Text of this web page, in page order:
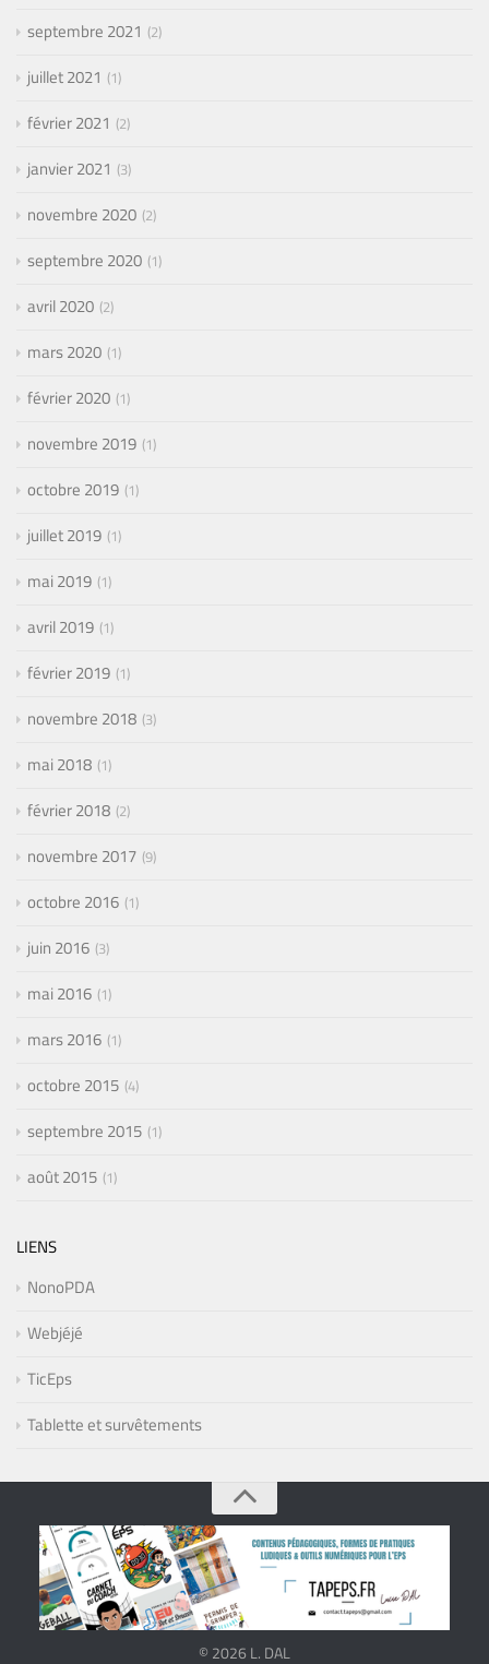
septembre 2021 2
juillet 2021 1
février 2021 2
janvier 2021 3
novembre 2020 2
septembre 2020 1
avril 2020 2
mars 2020 1
février 2020 1
novembre 2019 1
octobre 2019 1
juillet 2019 1
mai 2019 1
avril 2019 1
février 2019 1
novembre 2018 3
mai 2018 1
février 2018 2
novembre 2017 9
octobre 2016 1
juin 2016 3
mai 2016 1
mars 2016 1
octobre 2015 4
septembre 2015 1
août 2015 1
LIENS
NonoPDA
Webjéjé
TicEps
Tablette et survêtements
© 2026 L. DAL